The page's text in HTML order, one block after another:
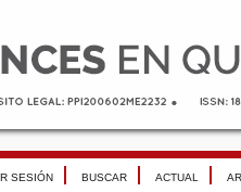
SESIÓN BUSCAR ACTUAL